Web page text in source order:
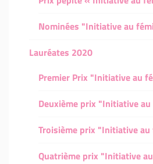
Nominées "Initiative au
Lauréates 2020
Premier Prix "Initiative au
Deuxième prix "Initiative
Troisième prix "Initiative
Quatrième prix "Initiative